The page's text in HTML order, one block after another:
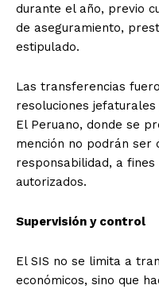
durante el año, previo
de aseguramiento,
estipulado.
Las transferencias
resoluciones
El Peruano, donde se
mención no podrán ser
responsabilidad, a
autorizados.
Supervisión y control
El SIS no se limita a
económicos, sino que